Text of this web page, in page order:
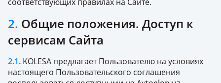
2. Общие положения. Доступ к
сервисам Сайта
2.1. KOLESA предлагает Пользователю на условиях
настоящего Пользовательского соглашения